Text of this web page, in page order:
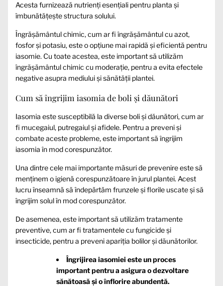
Acesta furnizează nutrienți esențiali pentru planta și
îmbunătățește structura solului.
Îngrășământul chimic, cum ar fi îngrășământul cu azot,
fosfor și potasiu, este o opțiune mai rapidă și eficientă pentru
iasomie. Cu toate acestea, este important să utilizăm
îngrășământul chimic cu moderație, pentru a evita efectele
negative asupra mediului și sănătății plantei.
Cum să îngrijim iasomia de boli și dăunători
Iasomia este susceptibilă la diverse boli și dăunători, cum ar
fi mucegaiul, putregaiul și afidele. Pentru a preveni și
combate aceste probleme, este important să îngrijim
iasomia în mod corespunzător.
Una dintre cele mai importante măsuri de prevenire este să
menținem o igienă corespunzătoare în jurul plantei. Acest
lucru înseamnă să îndepărtăm frunzele și florile uscate și să
îngrijim solul în mod corespunzător.
De asemenea, este important să utilizăm tratamente
preventive, cum ar fi tratamentele cu fungicide și
insecticide, pentru a preveni apariția bolilor și dăunătorilor.
Îngrijirea iasomiei este un proces
important pentru a asigura o dezvoltare
sănătoasă și o înflorire abundentă.